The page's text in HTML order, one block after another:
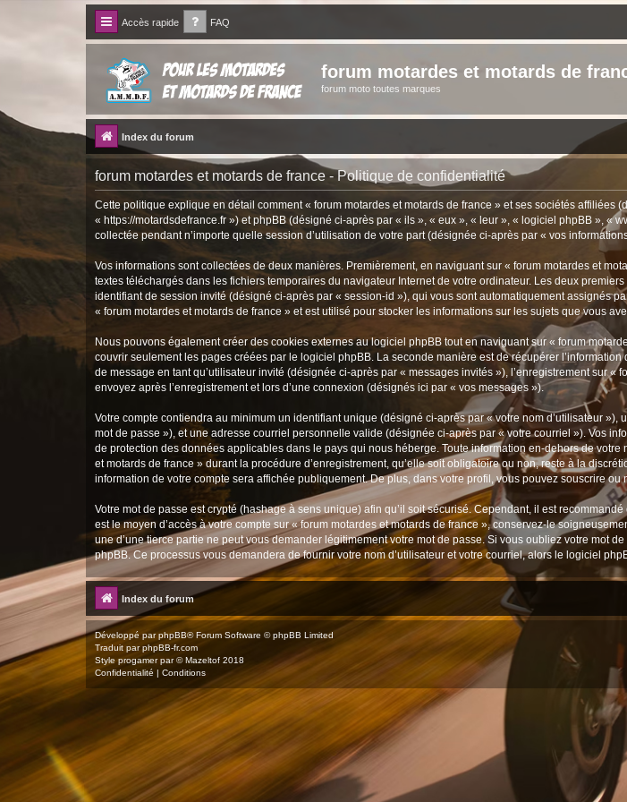
Accès rapide FAQ
forum motardes et motards de
forum moto toutes marques
Index du forum
forum motardes et motards de france - Politique de confidentialité
Cette politique explique en détail comment « forum motardes et motards de france » et ses sociétés affiliées
« https://motardsdefrance.fr ») et phpBB (désigné ci-après par « ils », « eux », « leur », « logiciel phpBB », «
collectée pendant n’importe quelle session d’utilisation de votre part (désignée ci-après par « vos
Vos informations sont collectées de deux manières. Premièrement, en naviguant sur « forum motardes et
textes téléchargés dans les fichiers temporaires du navigateur Internet de votre ordinateur. Les deux
identifiant de session invité (désigné ci-après par « session-id »), qui vous sont automatiquement assignés
« forum motardes et motards de france » et est utilisé pour stocker les informations sur les sujets que vous
Nous pouvons également créer des cookies externes au logiciel phpBB tout en naviguant sur « forum
couvrir seulement les pages créées par le logiciel phpBB. La seconde manière est de récupérer
de message en tant qu’utilisateur invité (désignée ci-après par « messages invités »), l’enregistrement sur
envoyez après l’enregistrement et lors d’une connexion (désignés ici par « vos messages »).
Votre compte contiendra au minimum un identifiant unique (désigné ci-après par « votre nom d’utilisateur
mot de passe »), et une adresse courriel personnelle valide (désignée ci-après par « votre courriel »). Vos
de protection des données applicables dans le pays qui nous héberge. Toute information en-dehors de
et motards de france » durant la procédure d’enregistrement, qu’elle soit obligatoire ou non, reste à la
information de votre compte sera affichée publiquement. De plus, dans votre profil, vous pouvez souscrire
Votre mot de passe est crypté (hashage à sens unique) afin qu’il soit sécurisé. Cependant, il est
est le moyen d’accès à votre compte sur « forum motardes et motards de france », conservez-le
une d’une tierce partie ne peut vous demander légitimement votre mot de passe. Si vous oubliez votre mot
phpBB. Ce processus vous demandera de fournir votre nom d’utilisateur et votre courriel, alors le logiciel
Index du forum
Développé parphpBB® Forum Software © phpBB Limited
Traduit parphpBB-fr.com
Style progamerpar ©Mazeltof 2018
Confidentialité | Conditions